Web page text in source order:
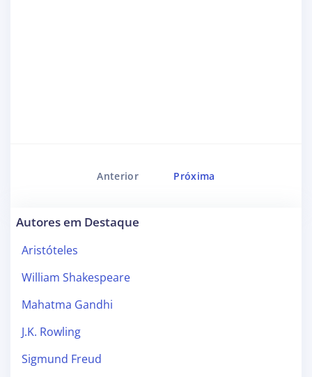
Anterior Próxima
Autores em Destaque
Aristóteles
William Shakespeare
Mahatma Gandhi
J.K. Rowling
Sigmund Freud